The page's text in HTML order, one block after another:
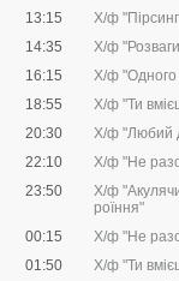
13:15
Х/ф
14:35
Х/ф
16:15
Х/ф "Одного
18:55
Х/ф "Ти
20:30
Х/ф "Любий
22:10
Х/ф "Не
23:50
Х/ф
роїння"
00:15
Х/ф "Не
01:50
Х/ф "Ти